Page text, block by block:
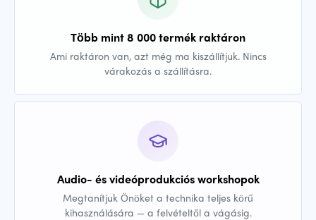
Több mint 8 000 termék raktáron
Ami raktáron van, azt még ma kiszállítjuk. Nincs
várakozás a szállításra.
Audio- és videóprodukciós workshopok
Megtanítjuk Önöket a technika teljes körű
kihasználására — a felvételtől a vágásig.